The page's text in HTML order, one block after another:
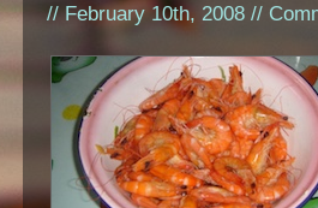
// February 10th, 2008 //